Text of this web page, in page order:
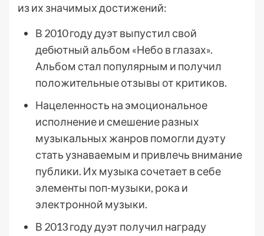
из их значимых достижений:
В 2010 году дуэт выпустил свой
дебютный альбом «Небо в глазах».
Альбом стал популярным и получил
положительные отзывы от критиков.
Нацеленность на эмоциональное
исполнение и смешение разных
музыкальных жанров помогли дуэту
стать узнаваемым и привлечь внимание
публики. Их музыка сочетает в себе
элементы поп-музыки, рока и
электронной музыки.
В 2013 году дуэт получил награду